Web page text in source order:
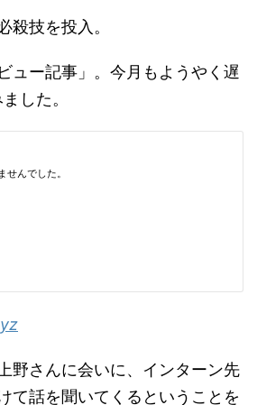
殺技を投入。
ュー記事」。今月もようやく遅
した。
野さんに会いに、インターン先
て話を聞いてくるということを